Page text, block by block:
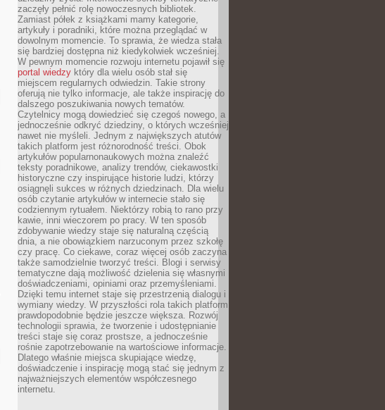
zaczęły pełnić rolę nowoczesnych bibliotek.
Zamiast półek z książkami mamy kategorie,
artykuły i poradniki, które można przeglądać w
dowolnym momencie. To sprawia, że wiedza stała
się bardziej dostępna niż kiedykolwiek wcześniej.
W pewnym momencie rozwoju internetu pojawił się
portal wiedzy który dla wielu osób stał się
miejscem regularnych odwiedzin. Takie strony
oferują nie tylko informacje, ale także inspirację do
dalszego poszukiwania nowych tematów.
Czytelnicy mogą dowiedzieć się czegoś nowego, a
jednocześnie odkryć dziedziny, o których wcześniej
nawet nie myśleli. Jednym z największych atutów
takich platform jest różnorodność treści. Obok
artykułów popularnonaukowych można znaleźć
teksty poradnikowe, analizy trendów, ciekawostki
historyczne czy inspirujące historie ludzi, którzy
osiągnęli sukces w różnych dziedzinach. Dla wielu
osób czytanie artykułów w internecie stało się
codziennym rytuałem. Niektórzy robią to rano przy
kawie, inni wieczorem po pracy. W ten sposób
zdobywanie wiedzy staje się naturalną częścią
dnia, a nie obowiązkiem narzuconym przez szkołę
czy pracę. Co ciekawe, coraz więcej osób zaczyna
także samodzielnie tworzyć treści. Blogi i serwisy
tematyczne dają możliwość dzielenia się własnymi
doświadczeniami, opiniami oraz przemyśleniami.
Dzięki temu internet staje się przestrzenią dialogu i
wymiany wiedzy. W przyszłości rola takich platform
prawdopodobnie będzie jeszcze większa. Rozwój
technologii sprawia, że tworzenie i udostępnianie
treści staje się coraz prostsze, a jednocześnie
rośnie zapotrzebowanie na wartościowe informacje.
Dlatego właśnie miejsca skupiające wiedzę,
doświadczenie i inspirację mogą stać się jednym z
najważniejszych elementów współczesnego
internetu.